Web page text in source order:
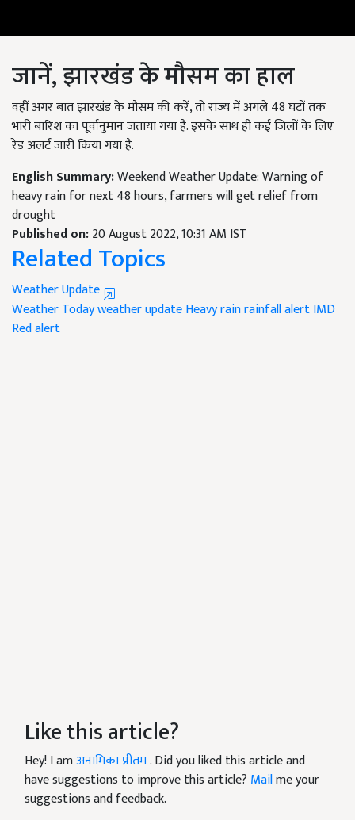
जानें, झारखंड के मौसम का हाल
वहीं अगर बात झारखंड के मौसम की करें, तो राज्य में अगले 48 घटों तक
भारी बारिश का पूर्वानुमान जताया गया है. इसके साथ ही कई जिलों के लिए
रेड अलर्ट जारी किया गया है.
English Summary:Weekend Weather Update: Warning of
heavy rain for next 48 hours, farmers will get relief from
drought
Published on:20 August 2022, 10:31 AM IST
Related Topics
Weather Update
Weather Todayweather updateHeavy rainrainfall alertIMD
Red alert
Like this article?
Hey! I amअनामिका प्रीतम. Did you liked this article and
have suggestions to improve this article? Mailme your
suggestions and feedback.